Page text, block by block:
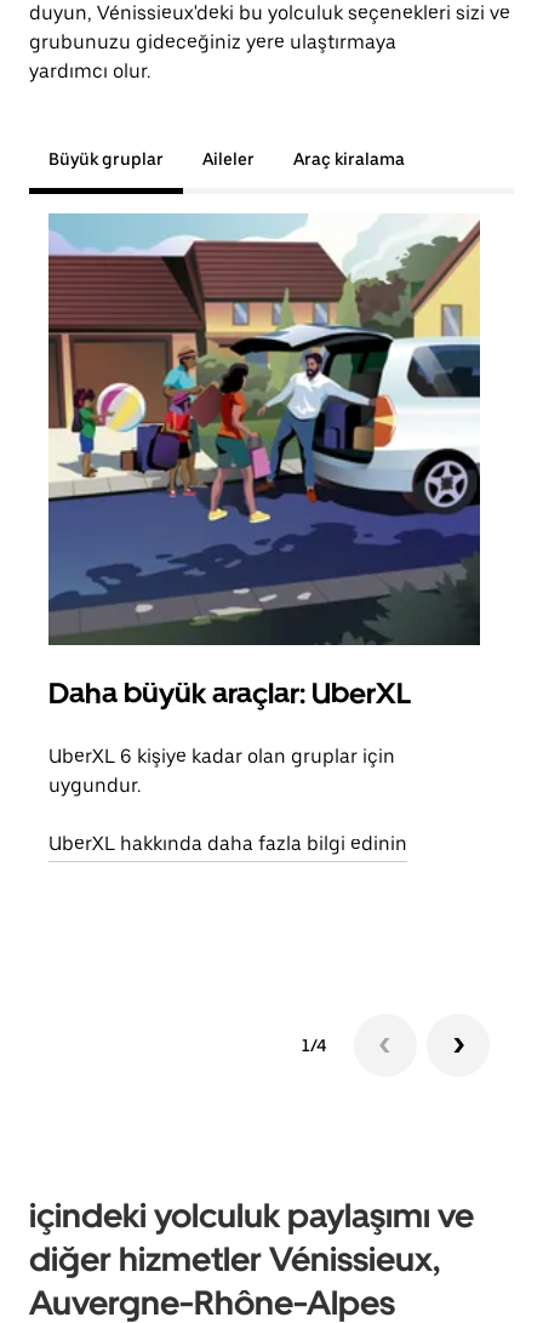
duyun, Vénissieux'deki bu yolculuk seçenekleri sizi ve
grubunuzu gideceğiniz yere ulaştırmaya
yardımcı olur.
Büyük gruplar Aileler Araç kiralama
Daha büyük araçlar: UberXL
UberXL 6 kişiye kadar olan gruplar için
uygundur.
UberXL hakkında daha fazla bilgi edinin
1/4
içindeki yolculuk paylaşımı ve
diğer hizmetler Vénissieux,
Auvergne-Rhône-Alpes